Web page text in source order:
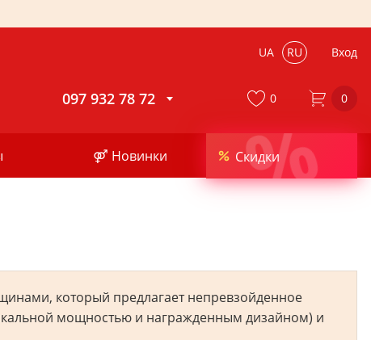
UA RU Вход
097 932 78 72 0
⚤ Новинки %
Скидки
0
который предлагает непревзойденное
мощностью и награжденным дизайном) и